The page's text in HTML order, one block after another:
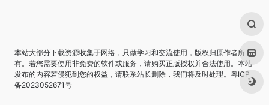
本站大部分下载资源收集于网络，只做学习和交流使用，版权归原作者所
有。若您需要使用非免费的软件或服务，请购买正版授权并合法使用。本站
发布的内容若侵犯到您的权益，请联系站长删除，我们将及时处理。 粤ICP
备2023052671号